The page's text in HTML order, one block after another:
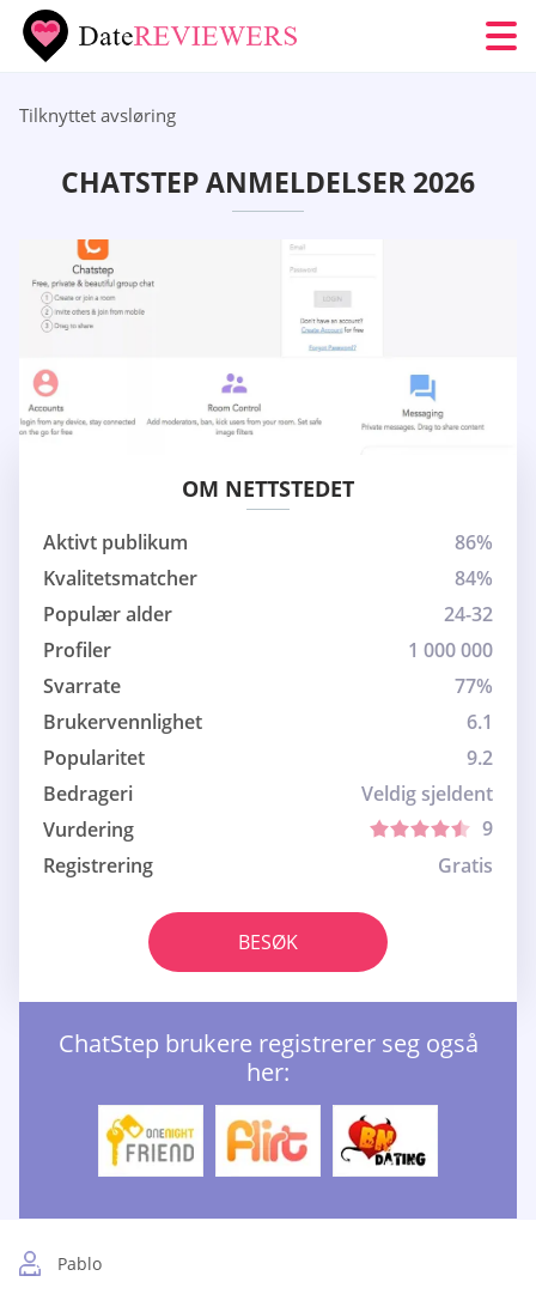
Tilknyttet avsløring
CHATSTEP ANMELDELSER 2026
OM NETTSTEDET
Aktivt publikum
86%
Kvalitetsmatcher
84%
Populær alder
24-32
Profiler
1 000 000
Svarrate
77%
Brukervennlighet
6.1
Popularitet
9.2
Bedrageri
Veldig sjeldent
Vurdering
9
Registrering
Gratis
BESØK
ChatStep brukere registrerer seg også
her:
Pablo